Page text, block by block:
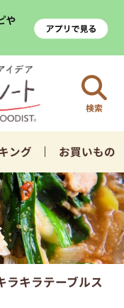
検索
ング お買いもの
キラテーブルス